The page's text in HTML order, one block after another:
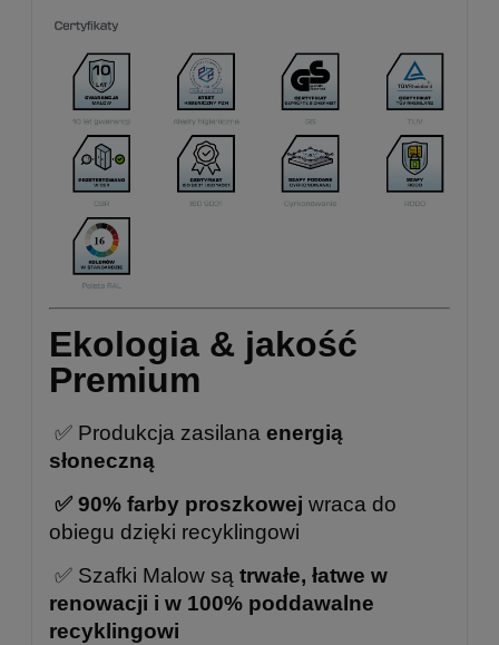
Ekologia & jakość
Premium
✅ Produkcja zasilana energią
słoneczną
✅ 90% farby proszkowej wraca do
obiegu dzięki recyklingowi
✅ Szafki Malow są trwałe, łatwe w
renowacji i w 100% poddawalne
recyklingowi